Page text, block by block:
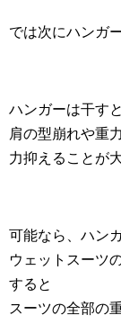
では次にハンガ
ハンガーは干す
肩の型崩れや重
力抑えることが
可能なら、ハン
ウェットスーツ
すると
スーツの全部の